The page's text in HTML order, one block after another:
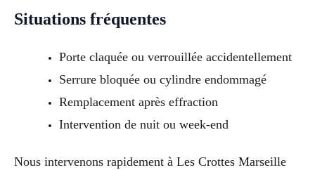
Situations fréquentes
Porte claquée ou verrouillée accidentellement
Serrure bloquée ou cylindre endommagé
Remplacement après effraction
Intervention de nuit ou week-end
Nous intervenons rapidement à Les Crottes Marseille